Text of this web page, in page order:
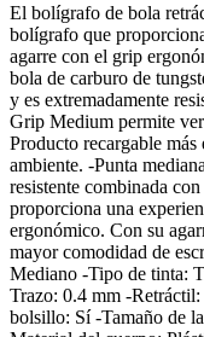
El bolígrafo de bola
bolígrafo que
agarre con el grip
bola de carburo de
y es extremadamente
Grip Medium permite
Producto recargable
ambiente. -Punta
resistente combinada
proporciona una
ergonómico. Con su
mayor comodidad de
Mediano -Tipo de tinta:
Trazo: 0.4 mm -
bolsillo: Sí -Tamaño de